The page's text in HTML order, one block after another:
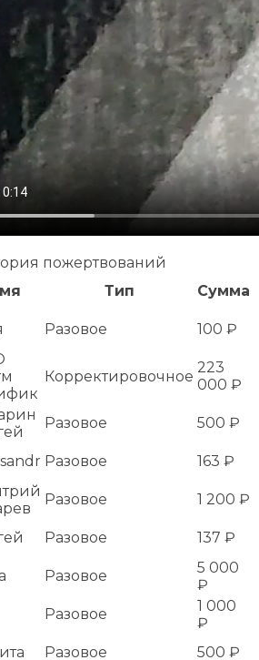
пожертвований
Тип
Сумма
Разовое 100 ₽
Корректировочное
223
000 ₽
Разовое
500 ₽
Разовое
163 ₽
Разовое
1 200 ₽
Разовое
137 ₽
Разовое
5 000
₽
Разовое
1 000
₽
Разовое 500 ₽